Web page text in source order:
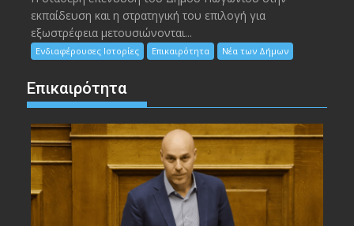
εκπαίδευση και η στρατηγική του επιλογή για
εξωστρέφεια μετουσιώνονται...
Ενδιαφέρουσες Ιστορίες Επικαιρότητα Νέα των Δήμων
Επικαιρότητα